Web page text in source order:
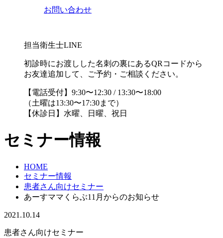
お問い合わせ
担当衛生士LINE
初診時にお渡しした名刺の裏にあるQRコードから
お友達追加して、ご予約・ご相談ください。
【電話受付】9:30〜12:30 / 13:30〜18:00
（土曜は13:30〜17:30まで）
【休診日】水曜、日曜、祝日
セミナー情報
HOME
セミナー情報
患者さん向けセミナー
あーすママくらぶ11月からのお知らせ
2021.10.14
患者さん向けセミナー